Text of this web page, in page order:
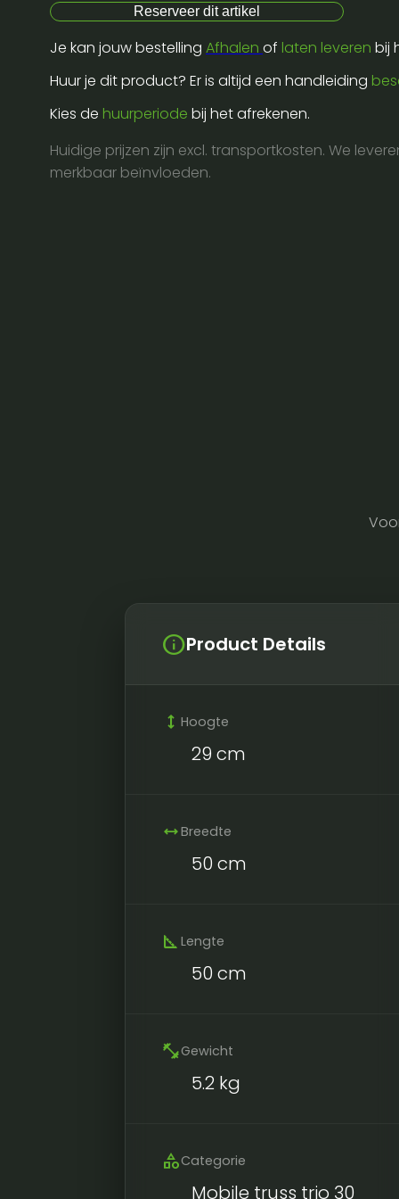
trio
corner
90°
30805
aantal
Reserveer dit artikel
Je kan jouw bestelling Afhalen of laten leveren bij
Huur je dit product? Er is altijd een handleiding
Kies de huurperiode bij het afrekenen.
Huidige prijzen zijn excl. transportkosten. We
merkbaar beïnvloeden.
infoProduct Details
height Hoogte
29 cm
widthBreedte
50 cm
square_foot Lengte
50 cm
fitness_centerGewicht
5.2 kg
categoryCategorie
Mobile truss trio 30